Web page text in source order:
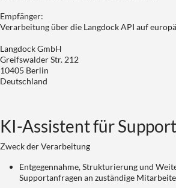
Empfänger:
Verarbeitung über die Langdock API auf
Langdock GmbH
Greifswalder Str. 212
10405 Berlin
Deutschland
KI-Assistent für
Zweck der Verarbeitung
Entgegennahme, Strukturierung und
Supportanfragen an zuständige